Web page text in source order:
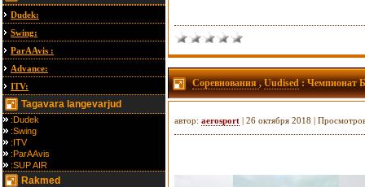
Dudek:
Swing:
ParAAvis :
Advance:
ITV:
Tagavara langevarjud
:Dudek
:Swing
:ITV
:ParAAvis
:SUP AIR
Rakmed
Соревнования,Uudised: Чемпионат
автор: aerosport | 26 октября 2018 |